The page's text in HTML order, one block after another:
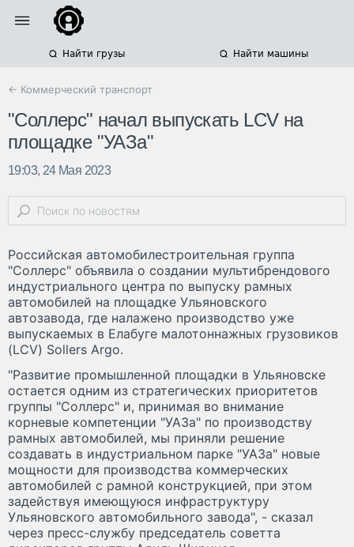
Найти грузы Найти машины
← Коммерческий транспорт
"Соллерс" начал выпускать LCV на
площадке "УАЗа"
19:03, 24 Мая 2023
Российская автомобилестроительная группа
"Соллерс" объявила о создании мультибрендового
индустриального центра по выпуску рамных
автомобилей на площадке Ульяновского
автозавода, где налажено производство уже
выпускаемых в Елабуге малотоннажных грузовиков
(LCV) Sollers Argo.
"Развитие промышленной площадки в Ульяновске
остается одним из стратегических приоритетов
группы "Соллерс" и, принимая во внимание
корневые компетенции "УАЗа" по производству
рамных автомобилей, мы приняли решение
создавать в индустриальном парке "УАЗа" новые
мощности для производства коммерческих
автомобилей с рамной конструкцией, при этом
задействуя имеющуюся инфраструктуру
Ульяновского автомобильного завода", - сказал
через пресс-службу председатель советта